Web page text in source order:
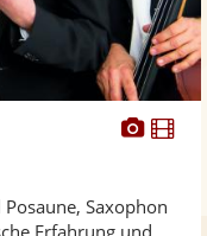
Fotos
Saxophon
Erfahrung und